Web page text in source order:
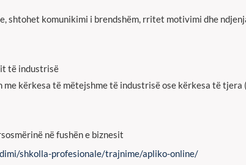
shtohet komunikimi i brendshëm, rritet motivimi dhe
të industrisë
me kërkesa të mëtejshme të industrisë ose kërkesa të tjera
në fushën e biznesit
shkolla-profesionale/trajnime/apliko-online/